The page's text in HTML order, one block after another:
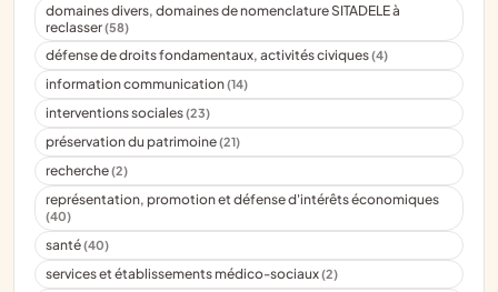
domaines divers, domaines de nomenclature SITADELE à
reclasser(58)
défense de droits fondamentaux, activités civiques(4)
information communication(14)
interventions sociales(23)
préservation du patrimoine(21)
recherche(2)
représentation, promotion et défense d'intérêts économiques
(40)
santé(40)
services et établissements médico-sociaux(2)